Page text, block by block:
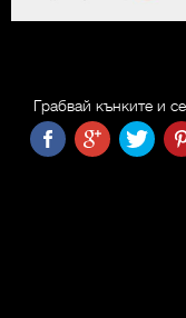
Грабвай кънките и